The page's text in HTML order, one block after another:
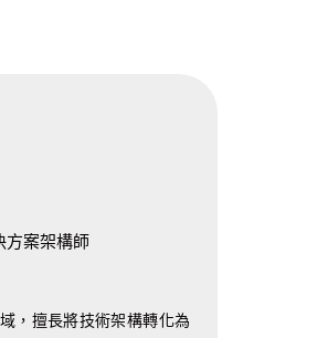
方案架構師
，擅長將技術架構轉化為